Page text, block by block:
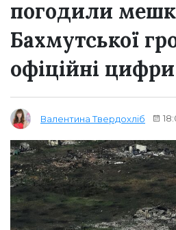
погодили
Бахмутської
офіційні цифри
Валентина Твердохліб